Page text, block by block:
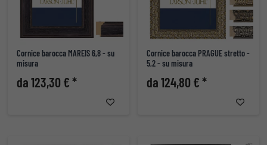
Cornice barocca MAREIS 6,8 - su
misura
da 123,30 € *
Cornice barocca PRAGUE stretto -
5,2 - su misura
da 124,80 € *